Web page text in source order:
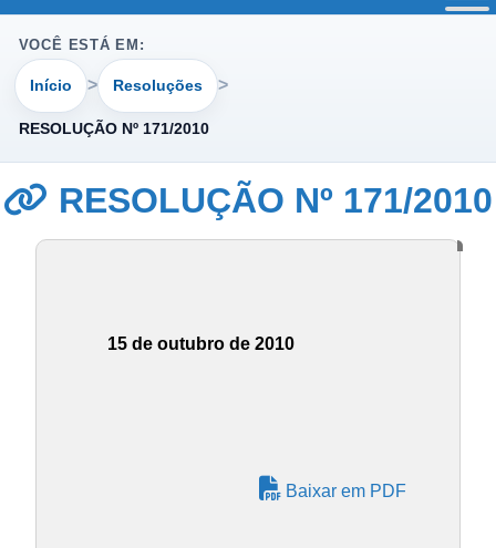
VOCÊ ESTÁ EM:
Início Resoluções
RESOLUÇÃO Nº 171/2010
RESOLUÇÃO Nº 171/2010
15 de outubro de 2010
Baixar em PDF